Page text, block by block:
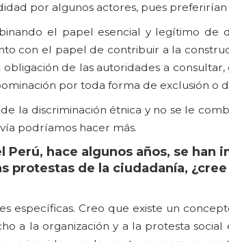
por algunos actores, pues preferirían
el papel esencial y legítimo de
con el papel de contribuir a la
de las autoridades a
por toda forma de exclusión o
la discriminación étnica y no se le
podríamos hacer más.
Perú, hace algunos años, se
protestas de la ciudadanía,
específicas. Creo que existe un
a la organización y a la protesta